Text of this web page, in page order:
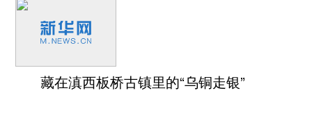
藏在滇西板桥古镇里的“乌铜走银”